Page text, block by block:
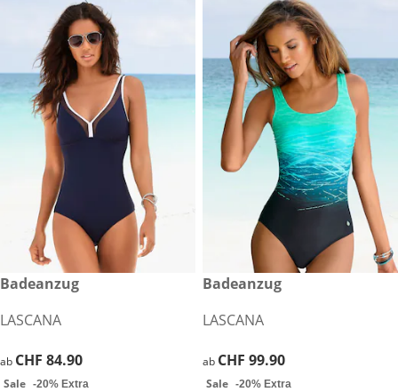
CHF 84.90
Sale
Badeanzug
LASCANA
CHF 84.90
ab CHF 84.90
Sale -20% Extra
CHF 99.90
Sale
Badeanzug
LASCANA
CHF 99.90
ab CHF 99.90
Sale -20% Extra